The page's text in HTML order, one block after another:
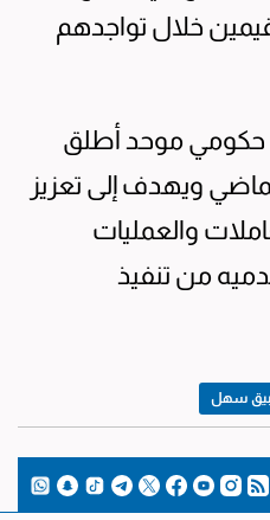
خلال تواجدهم
حكومي موحد أطلق
ويهدف إلى تعزيز
والعمليات
من تنفيذ
سهل